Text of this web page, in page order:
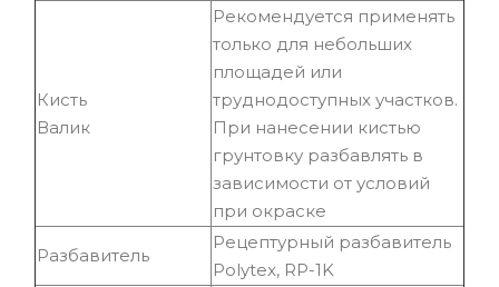
Кисть
Валик
Рекомендуется применять
только для небольших
площадей или
труднодоступных участков.
При нанесении кистью
грунтовку разбавлять в
зависимости от условий
при окраске
Разбавитель
Рецептурный разбавитель
Polytex, RP-1K